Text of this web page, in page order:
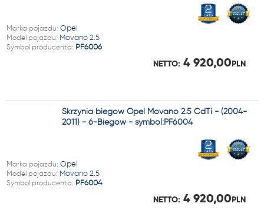
Marka pojazdu: Opel
Model pojazdu: Movano 2.5
Symbol producenta: PF6006
NETTO: 4 920,00PLN
Skrzynia biegów Opel Movano 2.5 CdTi - (2004-
2011) - 6-Biegów - symbol:PF6004
Marka pojazdu: Opel
Model pojazdu: Movano 2.5
Symbol producenta: PF6004
NETTO: 4 920,00PLN